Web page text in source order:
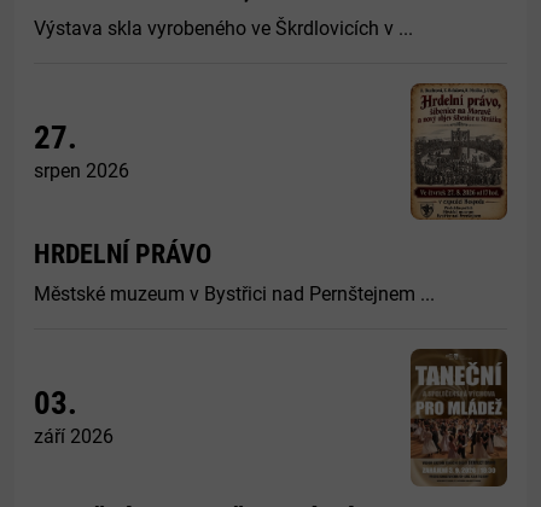
Výstava skla vyrobeného ve Škrdlovicích v ...
27.
srpen 2026
HRDELNÍ PRÁVO
Městské muzeum v Bystřici nad Pernštejnem ...
03.
září 2026